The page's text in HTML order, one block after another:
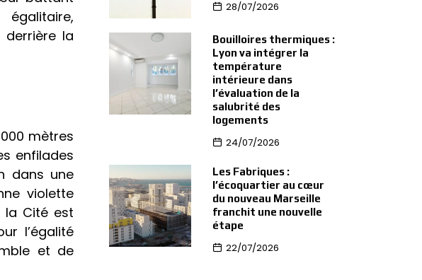
la
mètres
enfilades
dans une
violette
la Cité est
l’égalité
et de
28/07/2026
Bouilloires thermiques :
Lyon va intégrer la
température
intérieure dans
l’évaluation de la
salubrité des
logements
24/07/2026
Les Fabriques :
l’écoquartier au cœur
du nouveau Marseille
franchit une nouvelle
étape
22/07/2026